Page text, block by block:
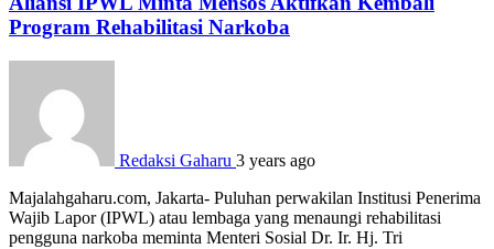
Program Rehabilitasi Narkoba
Redaksi Gaharu 3 years ago
Majalahgaharu.com, Jakarta- Puluhan perwakilan Institusi Penerima
Wajib Lapor (IPWL) atau lembaga yang menaungi rehabilitasi
pengguna narkoba meminta Menteri Sosial Dr. Ir. Hj. Tri